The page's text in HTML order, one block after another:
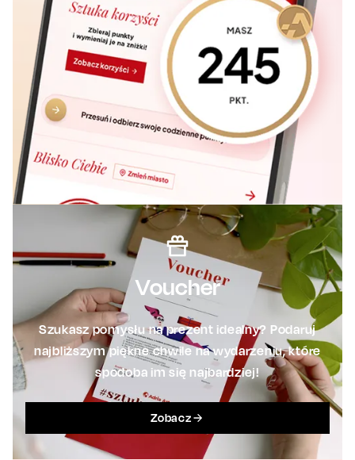
Voucher
Szukasz pomysłu na prezent idealny? Podaruj
najbliższym piękne chwile na wydarzeniu, które
spodoba im się najbardziej!
Zobacz